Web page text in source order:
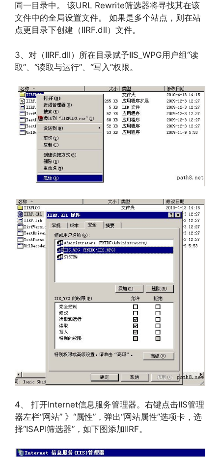
同一目录中。 该URL Rewrite筛选器将寻找其在该
文件中的全局设置文件。 如果是多个站点，则在站
点更目录下创建（IIRF.dll）文件。
3、对（IIRF.dll）所在目录赋予IIS_WPG用户组“读
取”、“读取与运行”、“写入”权限。
4、 打开Internet信息服务管理器。右键点击IIS管理
器左栏“网站” 》“属性”，弹出“网站属性”选项卡，选
择“ISAPI筛选器”，如下图添加IIRF。